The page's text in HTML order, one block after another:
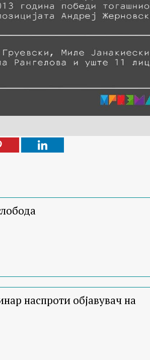
наспроти објавувач на